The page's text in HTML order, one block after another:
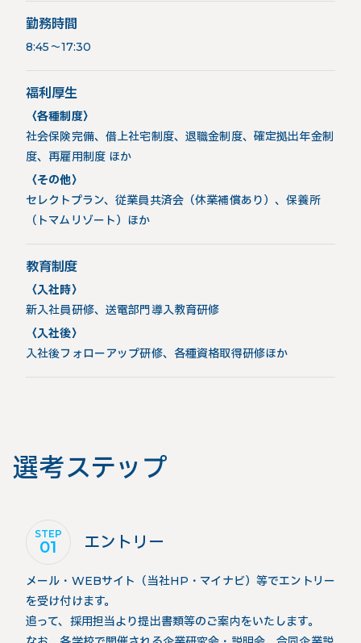
勤務時間
8:45～17:30
福利厚生
〈各種制度〉
社会保険完備、借上社宅制度、退職金制度、確定拠出年金制
度、再雇用制度 ほか
〈その他〉
セレクトプラン、従業員共済会（休業補償あり）、保養所
（トマムリゾート）ほか
教育制度
〈入社時〉
新入社員研修、送電部門導入教育研修
〈入社後〉
入社後フォローアップ研修、各種資格取得研修ほか
選考ステップ
STEP
01 エントリー
メール・WEBサイト（当社HP・マイナビ）等でエントリー
を受け付けます。
追って、採用担当より提出書類等のご案内をいたします。